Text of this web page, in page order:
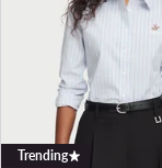
Trending